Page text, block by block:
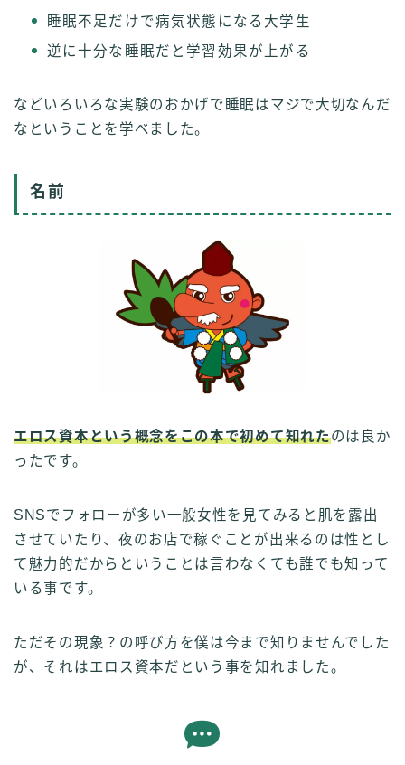
睡眠不足だけで病気状態になる大学生
逆に十分な睡眠だと学習効果が上がる
などいろいろな実験のおかげで睡眠はマジで大切なんだ
なということを学べました。
名前
エロス資本という概念をこの本で初めて知れたのは良か
ったです。
SNSでフォローが多い一般女性を見てみると肌を露出
させていたり、夜のお店で稼ぐことが出来るのは性とし
て魅力的だからということは言わなくても誰でも知って
いる事です。
ただその現象？の呼び方を僕は今まで知りませんでした
が、それはエロス資本だという事を知れました。